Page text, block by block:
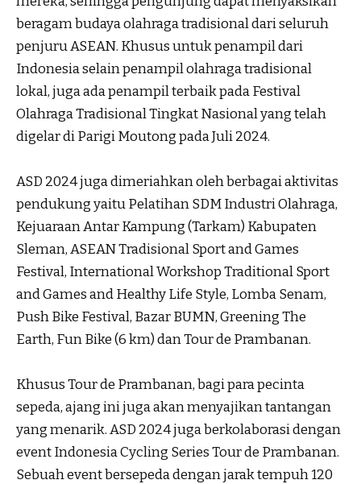
beragam budaya olahraga tradisional dari seluruh
penjuru ASEAN. Khusus untuk penampil dari
Indonesia selain penampil olahraga tradisional
lokal, juga ada penampil terbaik pada Festival
Olahraga Tradisional Tingkat Nasional yang telah
digelar di Parigi Moutong pada Juli 2024.
ASD 2024 juga dimeriahkan oleh berbagai aktivitas
pendukung yaitu Pelatihan SDM Industri Olahraga,
Kejuaraan Antar Kampung (Tarkam) Kabupaten
Sleman, ASEAN Tradisional Sport and Games
Festival, International Workshop Traditional Sport
and Games and Healthy Life Style, Lomba Senam,
Push Bike Festival, Bazar BUMN, Greening The
Earth, Fun Bike (6 km) dan Tour de Prambanan.
Khusus Tour de Prambanan, bagi para pecinta
sepeda, ajang ini juga akan menyajikan tantangan
yang menarik. ASD 2024 juga berkolaborasi dengan
event Indonesia Cycling Series Tour de Prambanan.
Sebuah event bersepeda dengan jarak tempuh 120